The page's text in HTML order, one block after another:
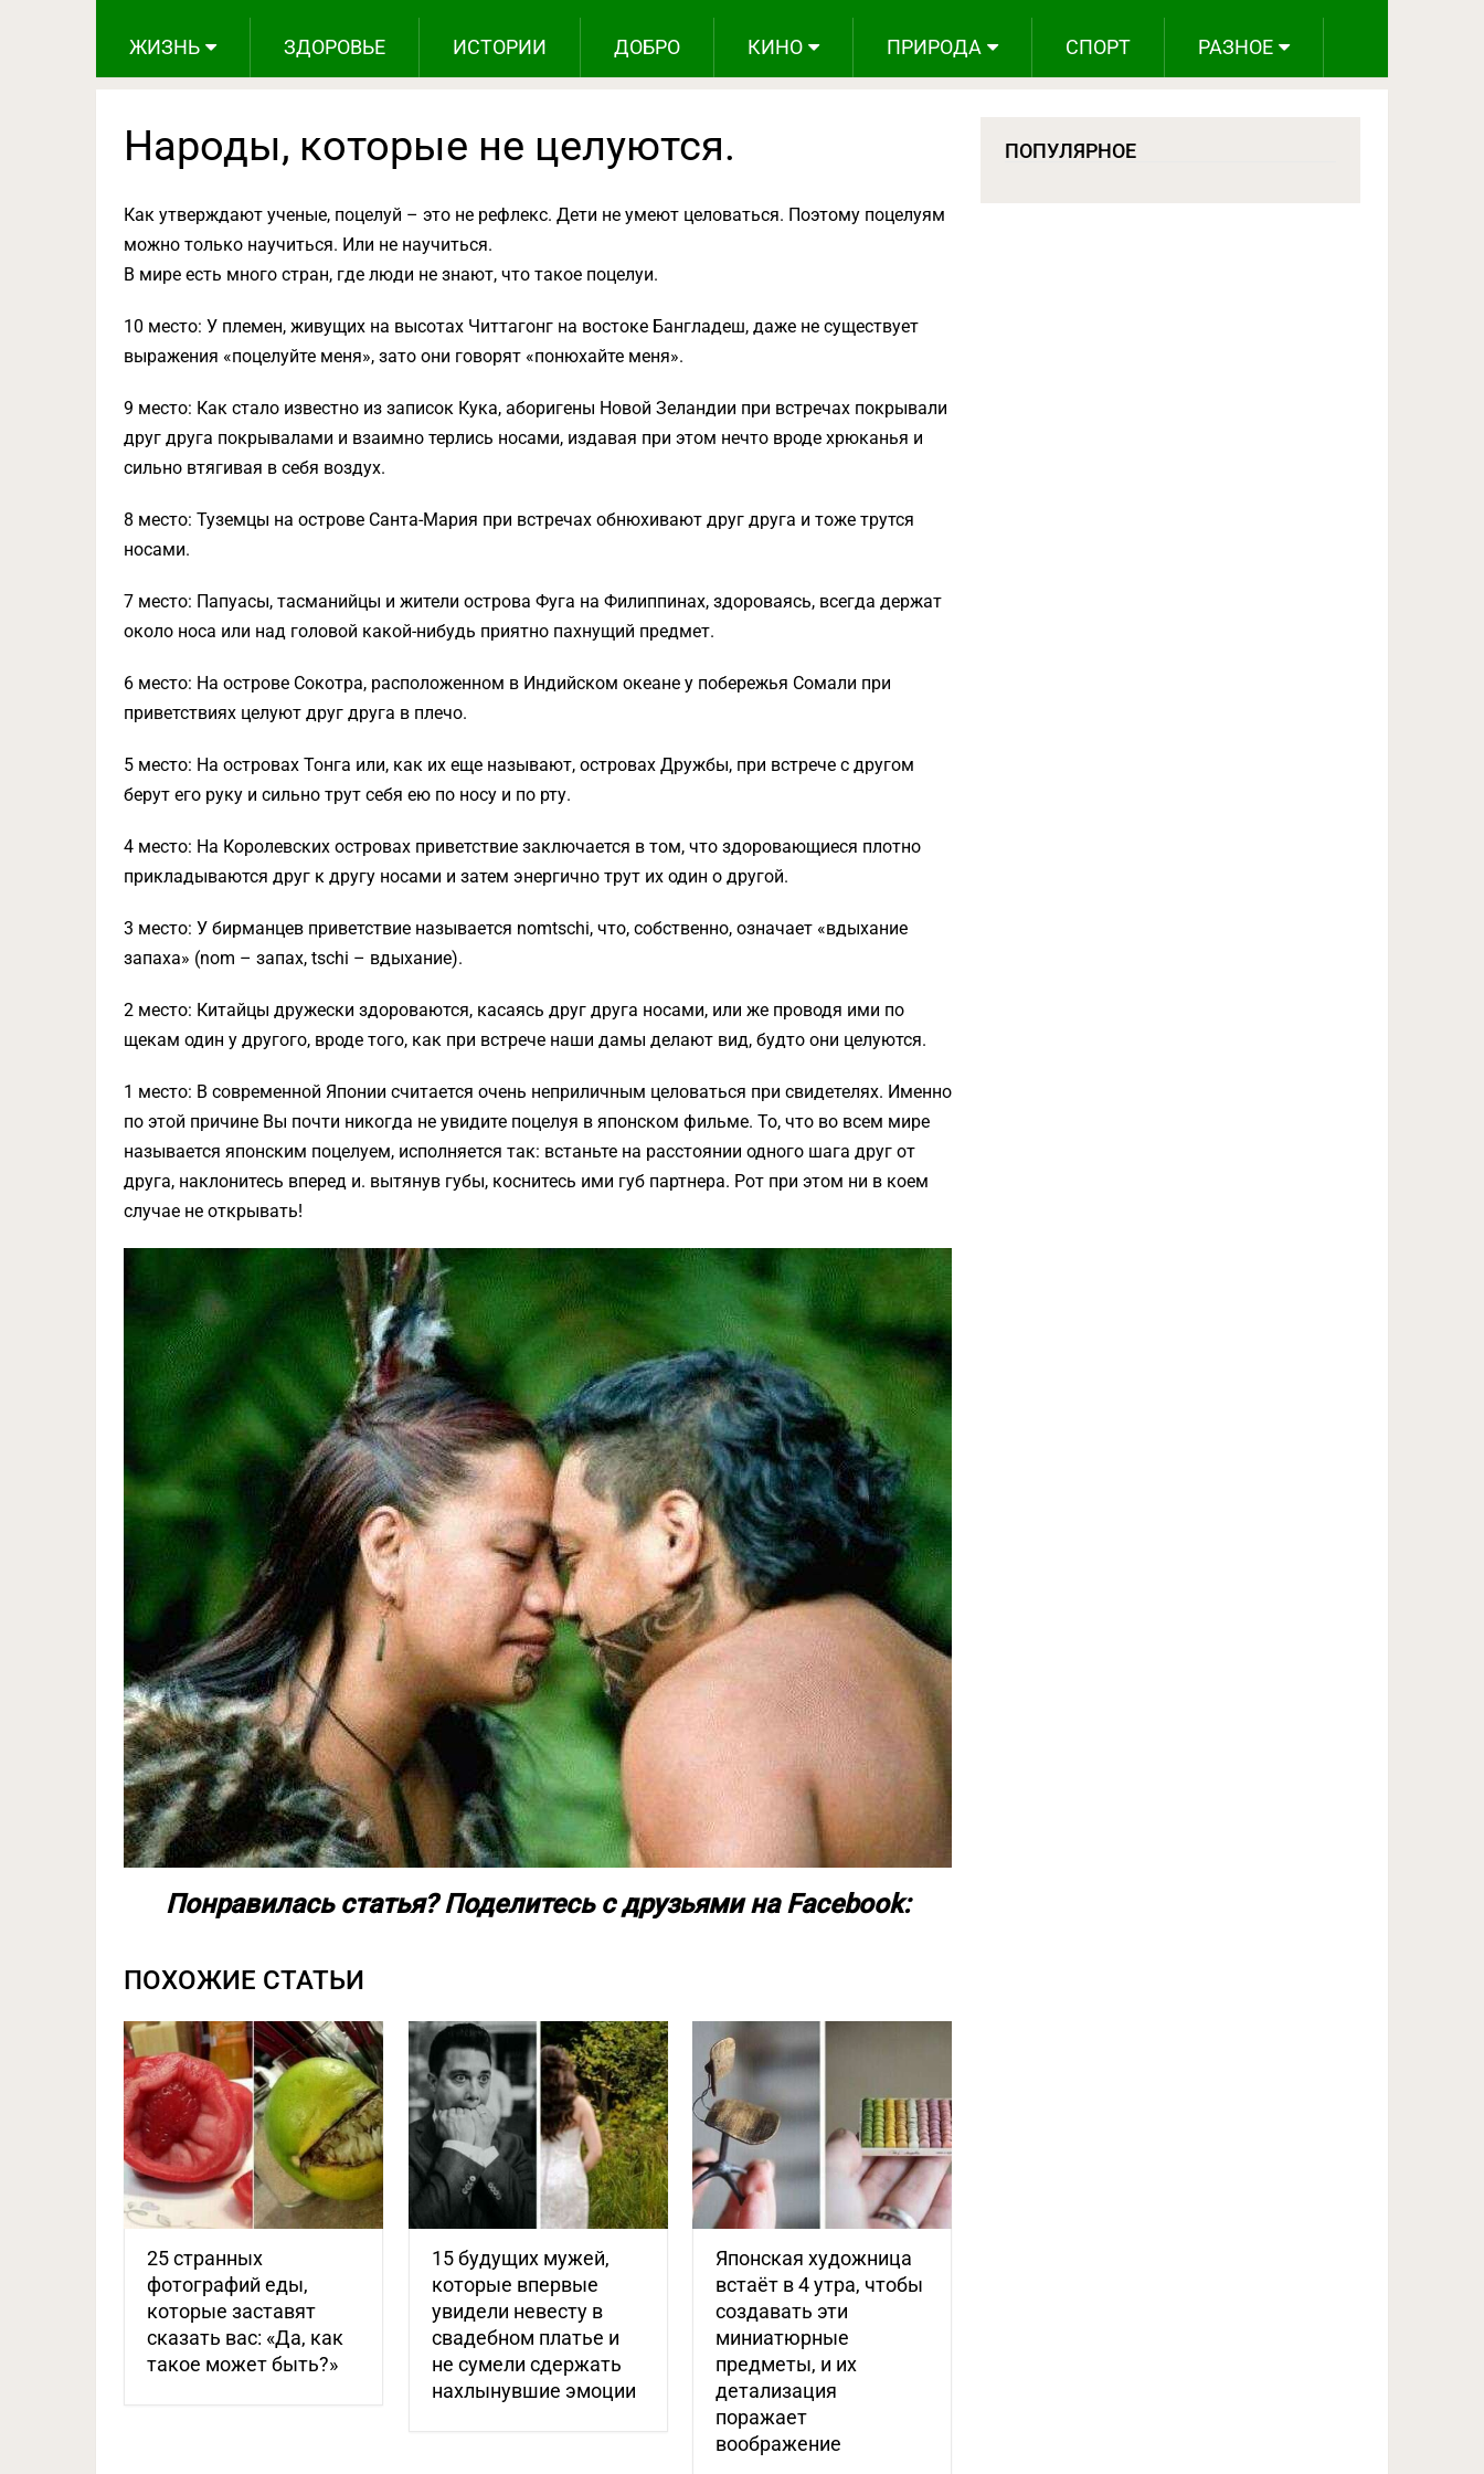
ЖИЗНЬ ЗДОРОВЬЕ ИСТОРИИ ДОБРО КИНО ПРИРОДА СПОРТ РАЗНОЕ
Народы, которые не целуются.
Как утверждают ученые, поцелуй – это не рефлекс. Дети не умеют целоваться. Поэтому поцелуям
можно только научиться. Или не научиться.
В мире есть много стран, где люди не знают, что такое поцелуи.
10 место: У племен, живущих на высотах Читтагонг на востоке Бангладеш, даже не существует
выражения «поцелуйте меня», зато они говорят «понюхайте меня».
9 место: Как стало известно из записок Кука, аборигены Новой Зеландии при встречах покрывали
друг друга покрывалами и взаимно терлись носами, издавая при этом нечто вроде хрюканья и
сильно втягивая в себя воздух.
8 место: Туземцы на острове Санта-Маpия при встречах обнюхивают друг друга и тоже трутся
носами.
7 место: Папуасы, тасманийцы и жители острова Фуга на Филиппинах, здороваясь, всегда держат
около носа или над головой какой-нибудь приятно пахнущий предмет.
6 место: На острове Сокотpа, расположенном в Индийском океане у побережья Сомали при
приветствиях целуют друг друга в плечо.
5 место: На островах Тонга или, как их еще называют, островах Дружбы, при встрече с другом
берут его руку и сильно трут себя ею по носу и по рту.
4 место: На Королевских островах приветствие заключается в том, что здоровающиеся плотно
прикладываются друг к другу носами и затем энергично трут их один о другой.
3 место: У бирманцев приветствие называется nomtschi, что, собственно, означает «вдыхание
запаха» (nom – запах, tschi – вдыхание).
2 место: Китайцы дружески здороваются, касаясь друг друга носами, или же проводя ими по
щекам один у другого, вроде того, как при встрече наши дамы делают вид, будто они целуются.
1 место: В современной Японии считается очень неприличным целоваться при свидетелях. Именно
по этой причине Вы почти никогда не увидите поцелуя в японском фильме. То, что во всем мире
называется японским поцелуем, исполняется так: встаньте на расстоянии одного шага друг от
друга, наклонитесь вперед и. вытянув губы, коснитесь ими губ партнера. Рот при этом ни в коем
случае не открывать!
Понравилась статья? Поделитесь с друзьями на Facebook:
ПОХОЖИЕ СТАТЬИ
25 странных
фотографий еды,
которые заставят
сказать вас: «Да, как
такое может быть?»
15 будущих мужей,
которые впервые
увидели невесту в
свадебном платье и
не сумели сдержать
нахлынувшие эмоции
Японская художница
встаёт в 4 утра, чтобы
создавать эти
миниатюрные
предметы, и их
детализация
поражает
воображение
ПОПУЛЯРНОЕ